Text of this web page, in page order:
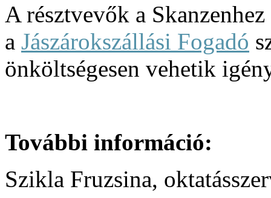
A résztvevők a
a Jászárokszállási Fogadó
önköltségesen vehetik
További információ:
Szikla Fruzsina,